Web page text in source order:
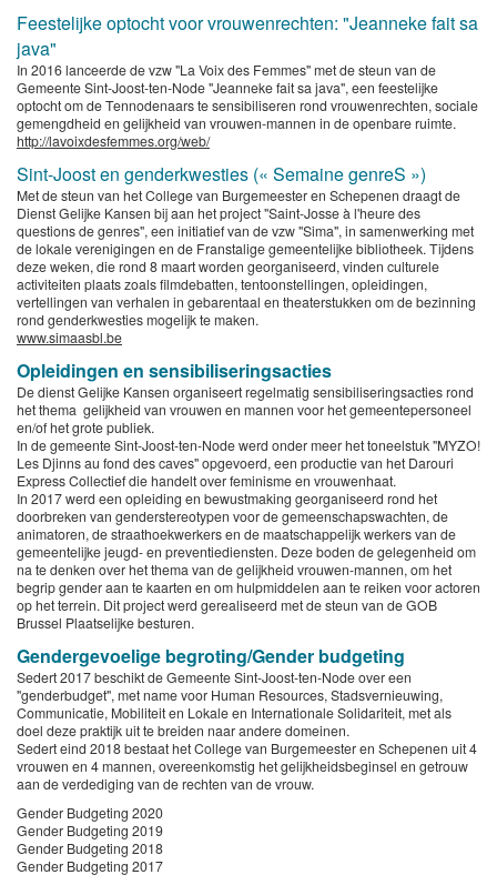
Feestelijke optocht voor vrouwenrechten: "Jeanneke fait sa
java"
In 2016 lanceerde de vzw "La Voix des Femmes" met de steun van de
Gemeente Sint-Joost-ten-Node "Jeanneke fait sa java", een feestelijke
optocht om de Tennodenaars te sensibiliseren rond vrouwenrechten, sociale
gemengdheid en gelijkheid van vrouwen-mannen in de openbare ruimte.
http://lavoixdesfemmes.org/web/
Sint-Joost en genderkwesties (« Semaine genreS »)
Met de steun van het College van Burgemeester en Schepenen draagt de
Dienst Gelijke Kansen bij aan het project "Saint-Josse à l'heure des
questions de genres", een initiatief van de vzw "Sima", in samenwerking met
de lokale verenigingen en de Franstalige gemeentelijke bibliotheek. Tijdens
deze weken, die rond 8 maart worden georganiseerd, vinden culturele
activiteiten plaats zoals filmdebatten, tentoonstellingen, opleidingen,
vertellingen van verhalen in gebarentaal en theaterstukken om de bezinning
rond genderkwesties mogelijk te maken.
www.simaasbl.be
Opleidingen en sensibiliseringsacties
De dienst Gelijke Kansen organiseert regelmatig sensibiliseringsacties rond
het thema gelijkheid van vrouwen en mannen voor het gemeentepersoneel
en/of het grote publiek.
In de gemeente Sint-Joost-ten-Node werd onder meer het toneelstuk "MYZO!
Les Djinns au fond des caves" opgevoerd, een productie van het Darouri
Express Collectief die handelt over feminisme en vrouwenhaat.
In 2017 werd een opleiding en bewustmaking georganiseerd rond het
doorbreken van genderstereotypen voor de gemeenschapswachten, de
animatoren, de straathoekwerkers en de maatschappelijk werkers van de
gemeentelijke jeugd- en preventiediensten. Deze boden de gelegenheid om
na te denken over het thema van de gelijkheid vrouwen-mannen, om het
begrip gender aan te kaarten en om hulpmiddelen aan te reiken voor actoren
op het terrein. Dit project werd gerealiseerd met de steun van de GOB
Brussel Plaatselijke besturen.
Gendergevoelige begroting/Gender budgeting
Sedert 2017 beschikt de Gemeente Sint-Joost-ten-Node over een
"genderbudget", met name voor Human Resources, Stadsvernieuwing,
Communicatie, Mobiliteit en Lokale en Internationale Solidariteit, met als
doel deze praktijk uit te breiden naar andere domeinen.
Sedert eind 2018 bestaat het College van Burgemeester en Schepenen uit 4
vrouwen en 4 mannen, overeenkomstig het gelijkheidsbeginsel en getrouw
aan de verdediging van de rechten van de vrouw.
Gender Budgeting 2020
Gender Budgeting 2019
Gender Budgeting 2018
Gender Budgeting 2017